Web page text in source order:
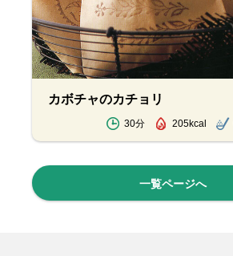
カボチャのカチョリ
30分 205kcal
一覧ページへ